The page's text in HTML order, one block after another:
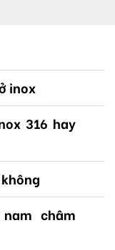
inox
316 hay
châm